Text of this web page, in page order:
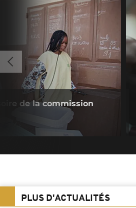
de la commission
PLUS D'ACTUALITÉS